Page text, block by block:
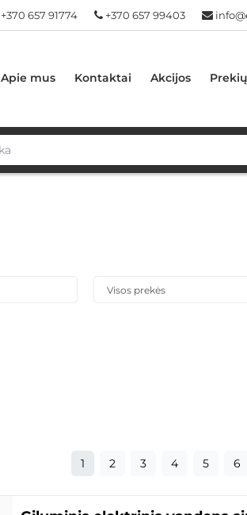
+370 657 91774 +370 657 99403
Apie mus Kontaktai Akcijos
1 2 3 4 5 6